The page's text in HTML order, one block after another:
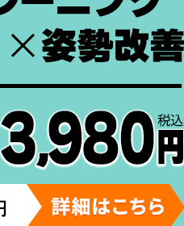
使い過ぎによる炎